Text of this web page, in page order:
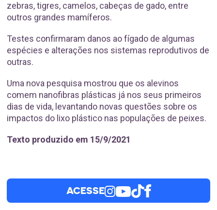
zebras, tigres, camelos, cabeças de gado, entre
outros grandes mamíferos.
Testes confirmaram danos ao fígado de algumas
espécies e alterações nos sistemas reprodutivos de
outras.
Uma nova pesquisa mostrou que os alevinos
comem nanofibras plásticas já nos seus primeiros
dias de vida, levantando novas questões sobre os
impactos do lixo plástico nas populações de peixes.
Texto produzido em 15/9/2021
ACESSE